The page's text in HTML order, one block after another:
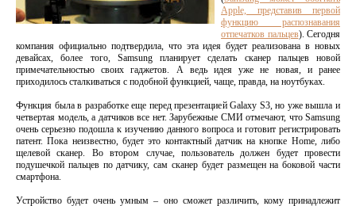
Apple, представив первой
функцию распознавания
отпечатков пальцев). Сегодня
компания официально подтвердила, что эта идея будет реализована в новых
девайсах, более того, Samsung планирует сделать сканер пальцев новой
примечательностью своих гаджетов. А ведь идея уже не новая, и ранее
приходилось сталкиваться с подобной функцией, чаще, правда, на ноутбуках.
Функция была в разработке еще перед презентацией Galaxy S3, но уже вышла и
четвертая модель, а датчиков все нет. Зарубежные СМИ отмечают, что Samsung
очень серьезно подошла к изучению данного вопроса и готовит регистрировать
патент. Пока неизвестно, будет это контактный датчик на кнопке Home, либо
щелевой сканер. Во втором случае, пользователь должен будет провести
подушечкой пальцев по датчику, сам сканер будет размещен на боковой части
смартфона.
Устройство будет очень умным – оно сможет различить, кому принадлежит